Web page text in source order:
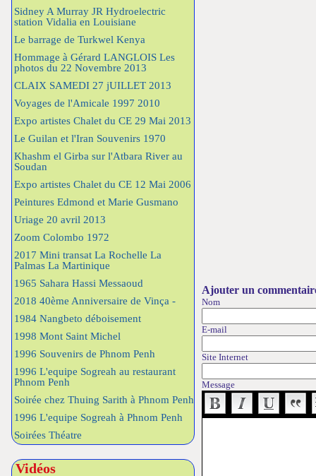
Sidney A Murray JR Hydroelectric
station Vidalia en Louisiane
Le barrage de Turkwel Kenya
Hommage à Gérard LANGLOIS Les
photos du 22 Novembre 2013
CLAIX SAMEDI 27 jUILLET 2013
Voyages de l'Amicale 1997 2010
Expo artistes Chalet du CE 29 Mai 2013
Le Guilan et l'Iran Souvenirs 1970
Khashm el Girba sur l'Atbara River au
Soudan
Expo artistes Chalet du CE 12 Mai 2006
Peintures Edmond et Marie Gusmano
Uriage 20 avril 2013
Zoom Colombo 1972
2017 Mini transat La Rochelle La
Palmas La Martinique
1965 Sahara Hassi Messaoud
2018 40ème Anniversaire de Vinça -
1984 Nangbeto déboisement
1998 Mont Saint Michel
1996 Souvenirs de Phnom Penh
1996 L'equipe Sogreah au restaurant
Phnom Penh
Soirée chez Thuing Sarith à Phnom Penh
1996 L'equipe Sogreah à Phnom Penh
Soirées Théatre
Vidéos
Ajouter un
Nom
E-mail
Site Internet
Message